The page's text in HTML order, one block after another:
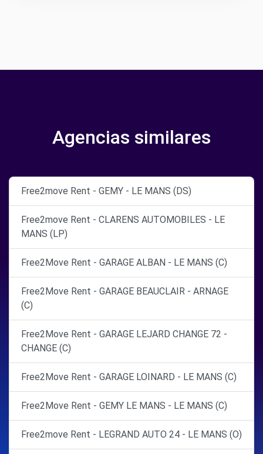
Agencias similares
Free2move Rent - GEMY - LE MANS (DS)
Free2move Rent - CLARENS AUTOMOBILES - LE
MANS (LP)
Free2Move Rent - GARAGE ALBAN - LE MANS (C)
Free2Move Rent - GARAGE BEAUCLAIR - ARNAGE
(C)
Free2Move Rent - GARAGE LEJARD CHANGE 72 -
CHANGE (C)
Free2Move Rent - GARAGE LOINARD - LE MANS (C)
Free2Move Rent - GEMY LE MANS - LE MANS (C)
Free2move Rent - LEGRAND AUTO 24 - LE MANS (O)